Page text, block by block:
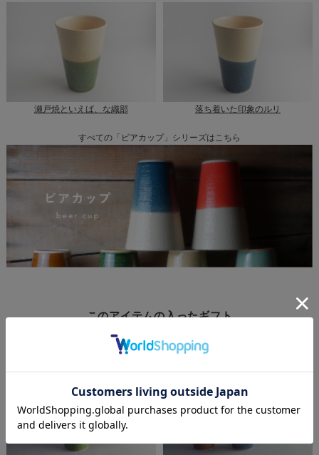
瀬戸焼といえば、な織部 落ち着いた印象のルリ
すべての「ビアカップ」シリーズはこちら
このアイテムの入ったギフト